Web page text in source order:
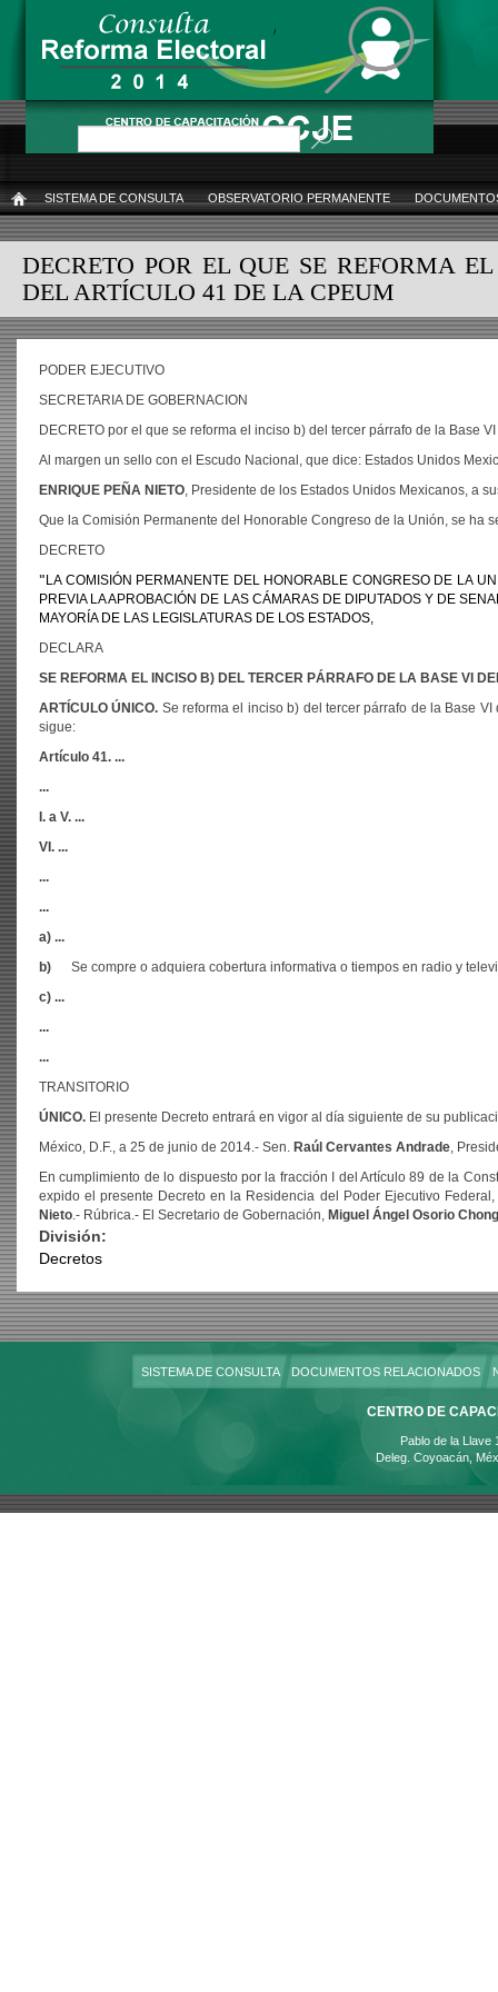
contenido
SISTEMA DE CONSULTA OBSERVATORIO PERMANENTE
DECRETO POR EL QUE SE REFORMA
DEL ARTÍCULO 41 DE LA CPEUM
PODER EJECUTIVO
SECRETARIA DE GOBERNACION
DECRETO por el que se reforma el inciso b) del tercer párrafo de la Base
Al margen un sello con el Escudo Nacional, que dice: Estados Unidos
ENRIQUE PEÑA NIETO, Presidente de los Estados Unidos Mexicanos, a
Que la Comisión Permanente del Honorable Congreso de la Unión, se ha
DECRETO
" LA COMISIÓN PERMANENTE DEL HONORABLE CONGRESO DE LA
PREVIA LA APROBACIÓN DE LAS CÁMARAS DE DIPUTADOS Y DE
MAYORÍA DE LAS LEGISLATURAS DE LOS ESTADOS,
DECLARA
SE REFORMA EL INCISO B) DEL TERCER PÁRRAFO DE LA BASE VI
ARTÍCULO ÚNICO. Se reforma el inciso b) del tercer párrafo de la Base
sigue:
Artículo 41. ...
...
I. a V. ...
VI. ...
...
...
a) ...
b) Se compre o adquiera cobertura informativa o tiempos en radio y
c) ...
...
...
TRANSITORIO
ÚNICO. El presente Decreto entrará en vigor al día siguiente de su
México, D.F., a 25 de junio de 2014.- Sen. Raúl Cervantes Andrade,
En cumplimiento de lo dispuesto por la fracción I del Artículo 89 de la
expido el presente Decreto en la Residencia del Poder Ejecutivo
Nieto.- Rúbrica.- El Secretario de Gobernación, Miguel Ángel Osorio Chong
División:
Decretos
SISTEMA DE CONSULTA DOCUMENTOS RELACIONADOS
CENTRO DE
Pablo de la Llave
Deleg. Coyoacán,